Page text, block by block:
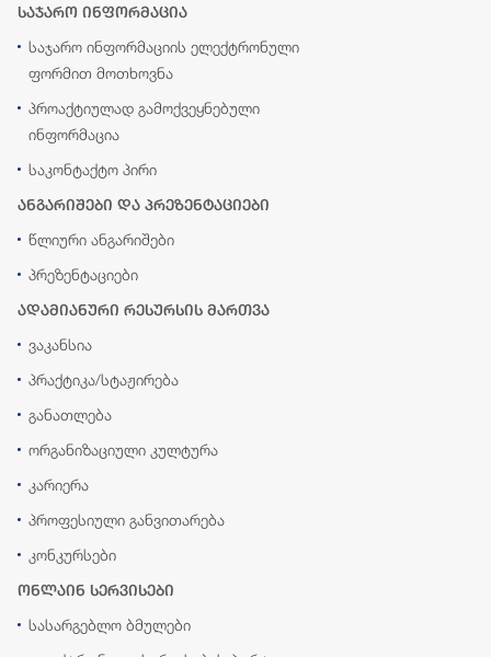
საჯარო ინფორმაცია
საჯარო ინფორმაციის ელექტრონული
ფორმით მოთხოვნა
პროაქტიულად გამოქვეყნებული
ინფორმაცია
საკონტაქტო პირი
ანგარიშები და პრეზენტაციები
წლიური ანგარიშები
პრეზენტაციები
ადამიანური რესურსის მართვა
ვაკანსია
პრაქტიკა/სტაჟირება
განათლება
ორგანიზაციული კულტურა
კარიერა
პროფესიული განვითარება
კონკურსები
ონლაინ სერვისები
სასარგებლო ბმულები